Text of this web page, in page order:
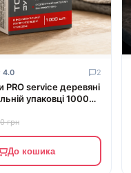
4.0 2
PRO service деревяні
упаковці 1000
грн
До кошика